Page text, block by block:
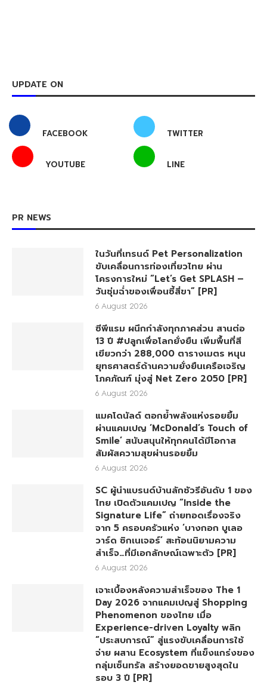
UPDATE ON
FACEBOOK TWITTER
YOUTUBE LINE
PR NEWS
ในวันที่เทรนด์ Pet Personalization
ขับเคลื่อนการท่องเที่ยวไทย ผ่าน
โครงการใหม่ “Let’s Get SPLASH –
วันชุ่มฉ่ำของเพื่อนซี้สี่ขา” [PR]
6 August 2026
ซีพีแรม ผนึกกำลังทุกภาคส่วน สานต่อ
13 ปี #ปลูกเพื่อโลกยั่งยืน เพิ่มพื้นที่สี
เขียวกว่า 288,000 ตารางเมตร หนุน
ยุทธศาสตร์ด้านความยั่งยืนเครือเจริญ
โภคภัณฑ์ มุ่งสู่ Net Zero 2050 [PR]
6 August 2026
แมคโดนัลด์ ตอกย้ำพลังแห่งรอยยิ้ม
ผ่านแคมเปญ ‘McDonald’s Touch of
Smile’ สนับสนุนให้ทุกคนได้มีโอกาส
สัมผัสความสุขผ่านรอยยิ้ม
6 August 2026
SC ผู้นำแบรนด์บ้านลักชัวรีอันดับ 1 ของ
ไทย เปิดตัวแคมเปญ “Inside the
Signature Life” ถ่ายทอดเรื่องจริง
จาก 5 ครอบครัวแห่ง ‘บางกอก บูเลอ
วาร์ด ซิกเนเจอร์’ สะท้อนนิยามความ
สำเร็จ…ที่มีเอกลักษณ์เฉพาะตัว [PR]
6 August 2026
เจาะเบื้องหลังความสำเร็จของ The 1
Day 2026 จากแคมเปญสู่ Shopping
Phenomenon ของไทย เมื่อ
Experience-driven Loyalty พลิก
“ประสบการณ์” สู่แรงขับเคลื่อนการใช้
จ่าย ผสาน Ecosystem ที่แข็งแกร่งของ
กลุ่มเซ็นทรัล สร้างยอดขายสูงสุดใน
รอบ 3 ปี [PR]